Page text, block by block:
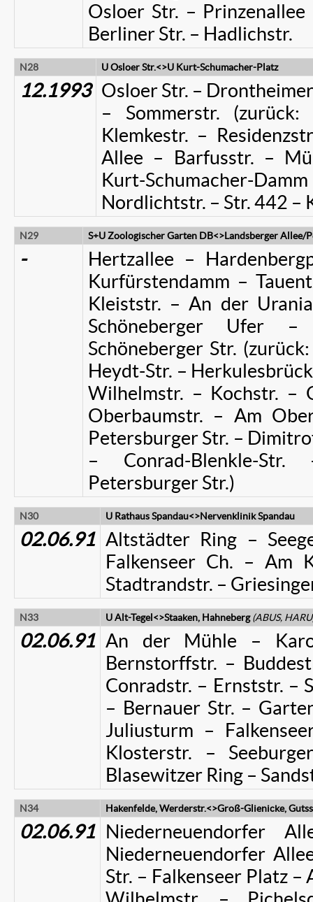
Osloer Str. –
Berliner Str. – Hadlichstr.
N28 U Osloer Str.<>U Kurt-Schumacher-Platz
12.1993 Osloer Str. –
– Sommerstr.
Klemkestr. –
Allee – Barfusstr. –
Kurt-Schumacher-
Nordlichtstr. – Str. 442 –
N29 S+U Zoologischer Garten DB<>Landsberger Allee/
-
Hertzallee –
Kurfürstendamm –
Kleiststr. – An der
Schöneberger Ufer –
Schöneberger Str.
Heydt-Str. –
Wilhelmstr. – Kochstr. –
Oberbaumstr. – Am
Petersburger Str. –
– Conrad-Blenkle-
Petersburger Str.)
N30 U Rathaus Spandau<>Nervenklinik Spandau
02.06.91 Altstädter Ring –
Falkenseer Ch. – Am
Stadtrandstr. –
N33 U Alt-Tegel<>Staaken, Hahneberg(ABUS,
02.06.91 An der Mühle –
Bernstorffstr. –
Conradstr. – Ernststr. –
– Bernauer Str. –
Juliusturm –
Klosterstr. –
Blasewitzer Ring –
N34 Hakenfelde, Werderstr.<>Groß-Glienicke,
02.06.91 Niederneuendorfer
Niederneuendorfer
Str. – Falkenseer Platz